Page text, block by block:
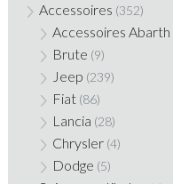
Accessoires (352)
Accessoires Abarth
Brute (9)
Jeep (239)
Fiat (86)
Lancia (28)
Chrysler (4)
Dodge (5)